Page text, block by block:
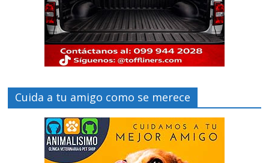
Cuida a tu amigo como se merece